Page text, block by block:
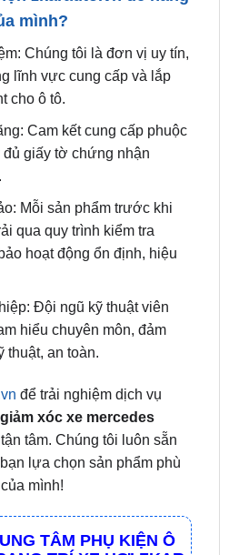
Chúng tôi là đơn vị uy tín,
lĩnh vực cung cấp và lắp
cho ô tô.
Cam kết cung cấp phuộc
giấy tờ chứng nhận
Mỗi sản phẩm trước khi
qua quy trình kiểm tra
hoạt động ổn định, hiệu
Đội ngũ kỹ thuật viên
hiểu chuyên môn, đảm
thuật, an toàn.
để trải nghiệm dịch vụ
tâm. Chúng tôi luôn sẵn
lựa chọn sản phẩm phù
mình!
TÂM PHỤ KIỆN Ô